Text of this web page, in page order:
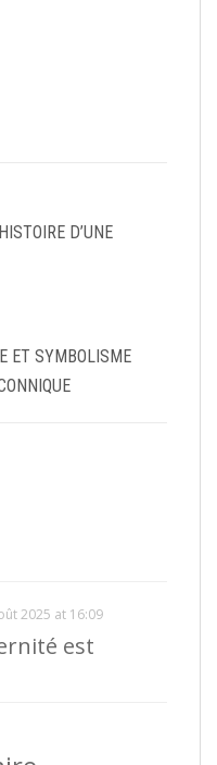
D’UNE
ET SYMBOLISME
2025 at 16:09
est